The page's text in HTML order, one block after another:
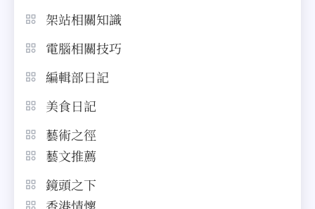
架站相關知識
電腦相關技巧
編輯部日記
美食日記
藝術之徑
藝文推薦
鏡頭之下